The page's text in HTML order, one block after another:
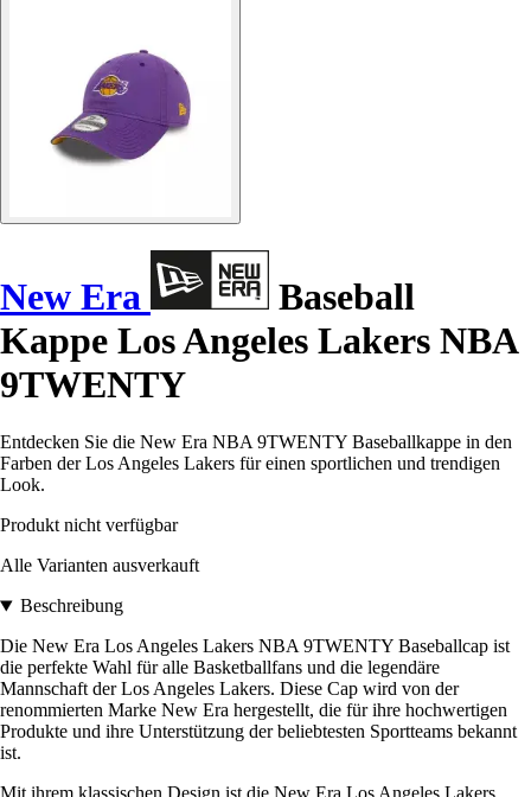
New Era
Baseball
Kappe Los Angeles Lakers NBA
9TWENTY
Entdecken Sie die New Era NBA 9TWENTY Baseballkappe in den
Farben der Los Angeles Lakers für einen sportlichen und trendigen
Look.
Produkt nicht verfügbar
Alle Varianten ausverkauft
Beschreibung
Die New Era Los Angeles Lakers NBA 9TWENTY Baseballcap ist
die perfekte Wahl für alle Basketballfans und die legendäre
Mannschaft der Los Angeles Lakers. Diese Cap wird von der
renommierten Marke New Era hergestellt, die für ihre hochwertigen
Produkte und ihre Unterstützung der beliebtesten Sportteams bekannt
ist.